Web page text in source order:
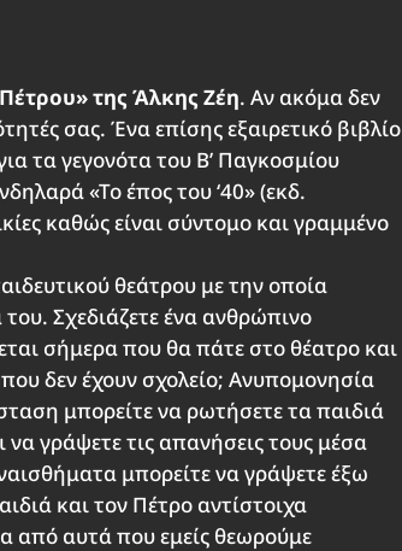
της Άλκης Ζέη. Αν ακόμα δεν
σας. Ένα επίσης εξαιρετικό βιβλίο
τα γεγονότα του Β’ Παγκοσμίου
«Το έπος του ‘40» (εκδ.
καθώς είναι σύντομο και γραμμένο
θεάτρου με την οποία
Σχεδιάζετε ένα ανθρώπινο
σήμερα που θα πάτε στο θέατρο και
δεν έχουν σχολείο; Ανυπομονησία
μπορείτε να ρωτήσετε τα παιδιά
γράψετε τις απανήσεις τους μέσα
μπορείτε να γράψετε έξω
και τον Πέτρο αντίστοιχα
από αυτά που εμείς θεωρούμε